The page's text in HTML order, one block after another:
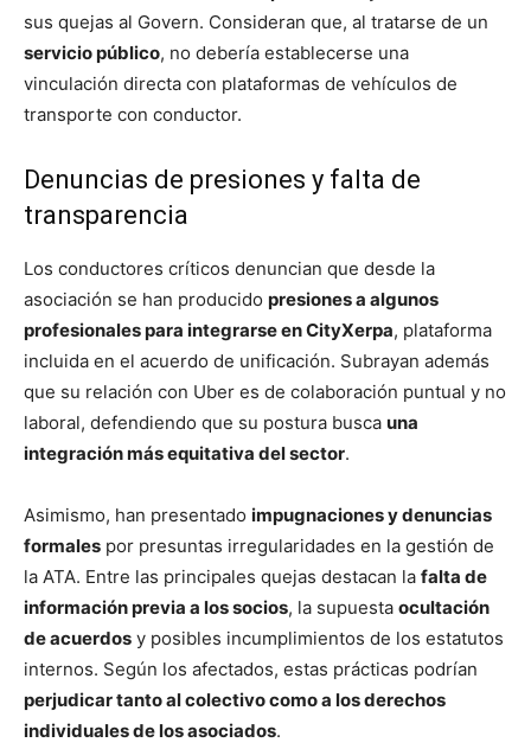
sus quejas al Govern. Consideran que, al tratarse de un
servicio público, no debería establecerse una
vinculación directa con plataformas de vehículos de
transporte con conductor.
Denuncias de presiones y falta de
transparencia
Los conductores críticos denuncian que desde la
asociación se han producido presiones a algunos
profesionales para integrarse en CityXerpa, plataforma
incluida en el acuerdo de unificación. Subrayan además
que su relación con Uber es de colaboración puntual y no
laboral, defendiendo que su postura busca una
integración más equitativa del sector.
Asimismo, han presentado impugnaciones y denuncias
formales por presuntas irregularidades en la gestión de
la ATA. Entre las principales quejas destacan la falta de
información previa a los socios, la supuesta ocultación
de acuerdos y posibles incumplimientos de los estatutos
internos. Según los afectados, estas prácticas podrían
perjudicar tanto al colectivo como a los derechos
individuales de los asociados.